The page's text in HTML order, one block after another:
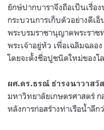
ยักษ์ปากบาราจึงถือเป็นเรื่
กระบวนการเก็บตัวอย่างดีเ
พระบรมราชานุญาตพระราช
พระเจ้าอยู่หัว เพื่อเฉลิมฉลอ
โดยจะตั้งชื่อปูชนิดใหม่ของโ
ผศ.ดร.ธรณ์ ธำรงนาวาสวั
มหาวิทยาลัยเกษตรศาสตร์
หลังการก่อสร้างท่าเรือน้ำลึก